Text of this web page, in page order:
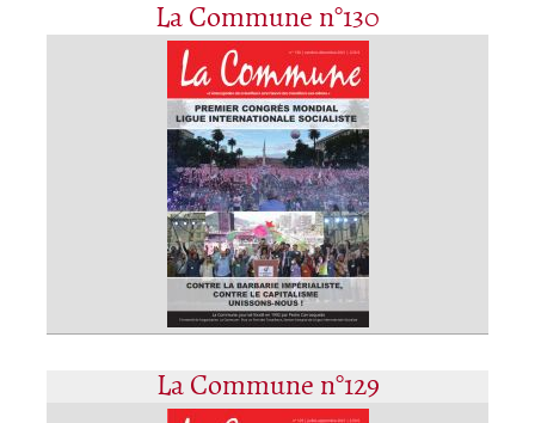
La Commune n°130
La Commune n°129